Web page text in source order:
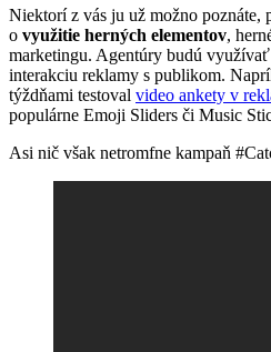
Niektorí z vás ju už možno poznáte,
o využitie herných elementov,
marketingu. Agentúry budú
interakciu reklamy s publikom.
týždňami testoval video ankety v
populárne Emoji Sliders či Music
Asi nič však netromfne kampaň